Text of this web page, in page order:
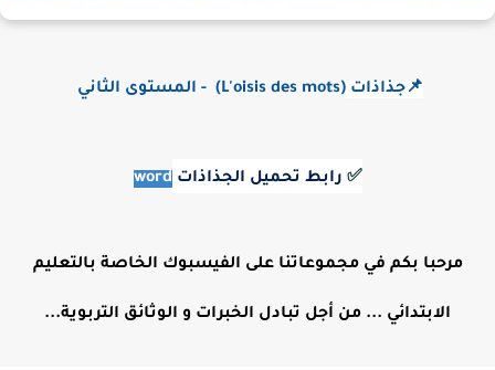
📌جذاذات(L'oisis des mots) - المستوى الثاني
✅ رابط تحميل الجذاذات word
مرحبا بكم في مجموعاتنا على الفيسبوك الخاصة بالتعليم
الابتدائي ... من أجل تبادل الخبرات و الوثائق التربوية...